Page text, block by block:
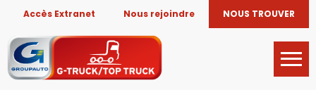
Accès Extranet Nous rejoindre NOUS TROUVER